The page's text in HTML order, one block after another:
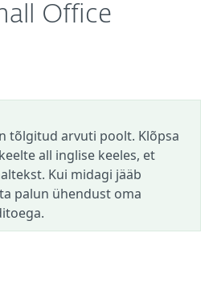
Office
tõlgitud arvuti poolt. Klõpsa
all inglise keeles, et
Kui midagi jääb
palun ühendust oma